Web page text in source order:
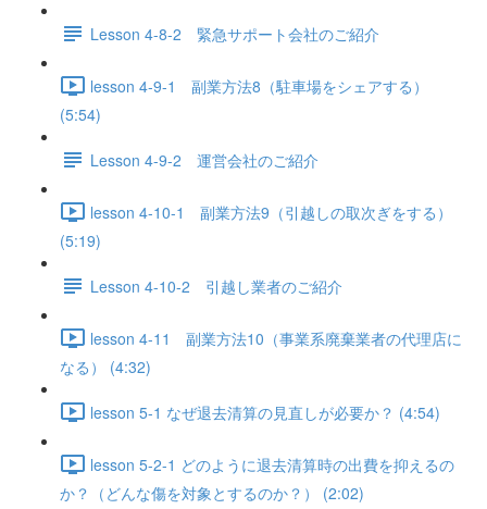
Lesson 4-8-2 緊急サポート会社のご紹介
lesson 4-9-1 副業方法8（駐車場をシェアする）
(5:54)
Lesson 4-9-2 運営会社のご紹介
lesson 4-10-1 副業方法9（引越しの取次ぎをする）
(5:19)
Lesson 4-10-2 引越し業者のご紹介
lesson 4-11 副業方法10（事業系廃棄業者の代理店に
なる） (4:32)
lesson 5-1 なぜ退去清算の見直しが必要か？ (4:54)
lesson 5-2-1 どのように退去清算時の出費を抑えるの
か？（どんな傷を対象とするのか？） (2:02)